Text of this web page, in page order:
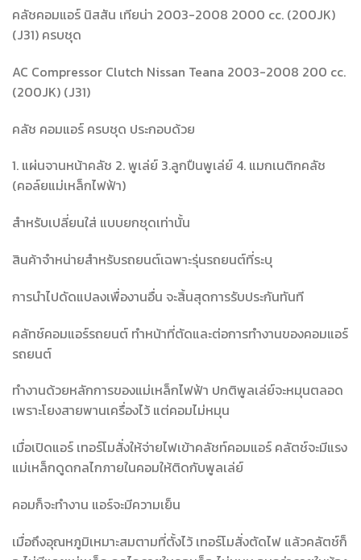
คลัชคอมแอร์ นิสสัน เทียน่า 2003-2008 2000 cc. (200JK)
(J31) ครบชุด
AC Compressor Clutch Nissan Teana 2003-2008 200 cc.
(200JK) (J31)
คลัช คอมแอร์ ครบชุด ประกอบด้วย
1. แผ่นจานหน้าคลัช 2. พูเล่ย์ 3.ลูกปืนพูเล่ย์ 4. แมกเนติกคลัช
(คอล์ยแม่เหล็กไฟฟ้า)
สำหรับเปลี่ยนใส่ แบบยกชุดเท่านั้น
สินค้าจำหน่ายสำหรับรถยนต์เฉพาะรุ่นรถยนต์ที่ระบุ
การนำไปดัดแปลงเพื่องานอื่น จะสิ้นสุดการรับประกันทันที
คลัทช์คอมแอร์รถยนต์ ทำหน้าที่ตัดและต่อการทำงานของคอมแอร์
รถยนต์
ทำงานด้วยหลักการของแม่เหล็กไฟฟ้า ปกติพูลเล่ย์จะหมุนตลอด
เพราะโยงสายพานเครื่องไว้ แต่คอมไม่หมุน
เมื่อเปิดแอร์ เทอร์โมสั่งให้จ่ายไฟเข้าคลัชท์คอมแอร์ คลัตช์จะมีแรง
แม่เหล็กดูดกลไกภายในคอมให้ติดกับพูลเล่ย์
คอมก็จะทำงาน แอร์จะมีความเย็น
เมื่อถึงอุณหภูมิเหมาะสมตามที่ตั้งไว้ เทอร์โมสั่งตัดไฟ แล้วคลัตช์ก็